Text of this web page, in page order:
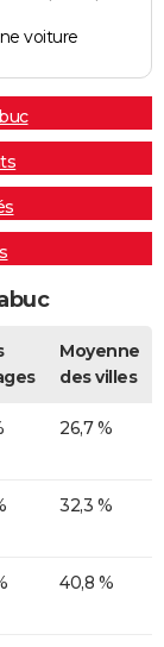
voiture
Moyenne
des villes
26,7 %
32,3 %
40,8 %